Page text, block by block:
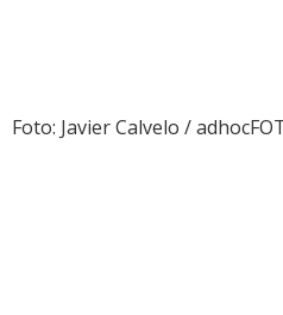
Foto: Javier Calvelo /